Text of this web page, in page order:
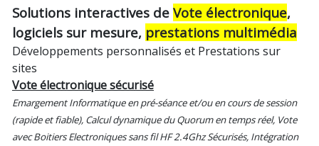
Solutions interactives de Vote électronique,
logiciels sur mesure, prestations multimédia
Développements personnalisés et Prestations sur
sites
Vote électronique sécurisé
Emargement Informatique en pré-séance et/ou en cours de session
(rapide et fiable), Calcul dynamique du Quorum en temps réel, Vote
avec Boitiers Electroniques sans fil HF 2.4Ghz Sécurisés, Intégration